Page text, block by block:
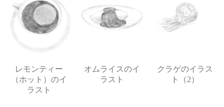
レモンティー
（ホット）のイ
ラスト
オムライスのイ
ラスト
クラゲのイラス
ト（2）